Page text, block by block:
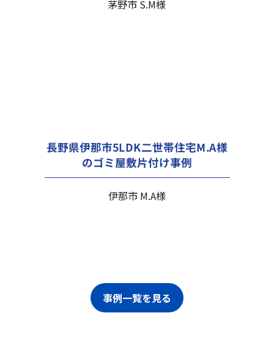
茅野市 S.M様
長野県伊那市5LDK二世帯住宅M.A様
のゴミ屋敷片付け事例
伊那市 M.A様
事例一覧を見る